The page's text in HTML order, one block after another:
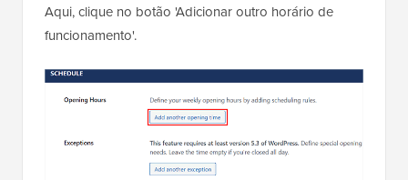
Aqui, clique no botão 'Adicionar outro horário de
funcionamento'.